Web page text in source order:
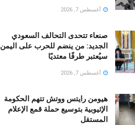
أغسطس 7, 2026
صنعاء تتحدى التحالف السعودي
الجديد: من ينضم للحرب على اليمن
سيُعتبر طرفًا معتديًا
أغسطس 7, 2026
هيومن رايتس ووتش تتهم الحكومة
الإثيوبية بتوسيع حملة قمع الإعلام
المستقل